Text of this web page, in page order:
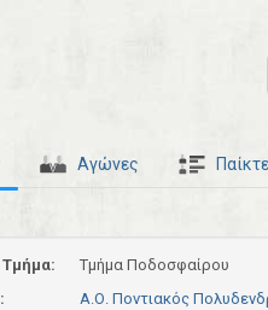
Αγώνες
Τμήμα:
Τμήμα Ποδοσφαίρου
Α.Ο. Ποντιακός